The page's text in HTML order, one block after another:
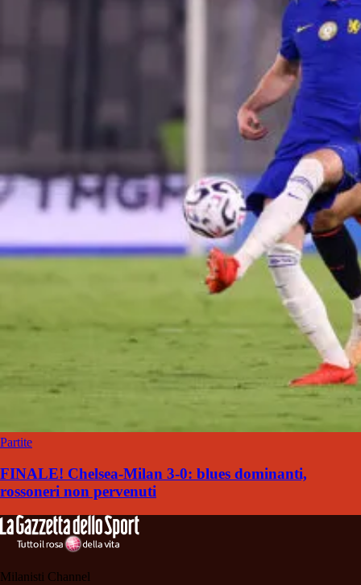
Partite
FINALE! Chelsea-Milan 3-0: blues dominanti,
rossoneri non pervenuti
Milanisti Channel